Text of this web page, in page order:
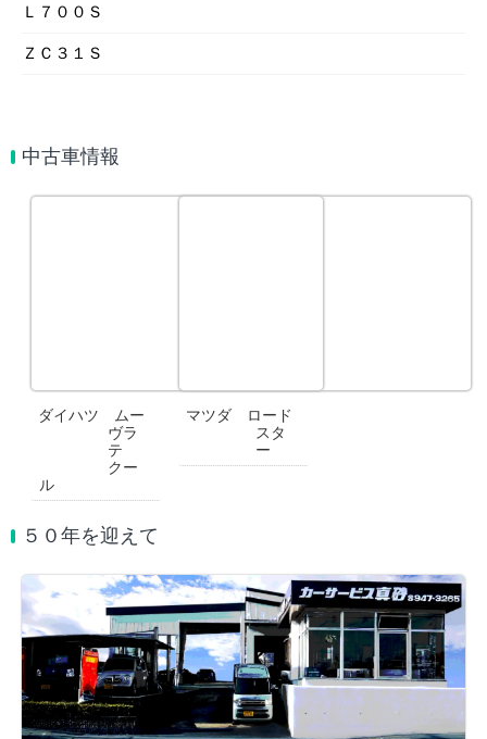
Ｌ７００Ｓ
ＺＣ３１Ｓ
中古車情報
ダイハツ ムー
ヴラ
テ
クー
ル
マツダ ロード
スタ
ー
５０年を迎えて